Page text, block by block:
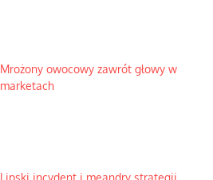
Mrożony owocowy zawrót głowy w
marketach
Lipski incydent i meandry strategii